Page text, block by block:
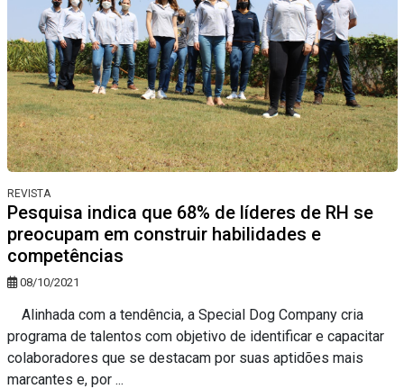
REVISTA
Pesquisa indica que 68% de líderes de RH se
preocupam em construir habilidades e
competências
08/10/2021
Alinhada com a tendência, a Special Dog Company cria
programa de talentos com objetivo de identificar e capacitar
colaboradores que se destacam por suas aptidões mais
marcantes e, por ...